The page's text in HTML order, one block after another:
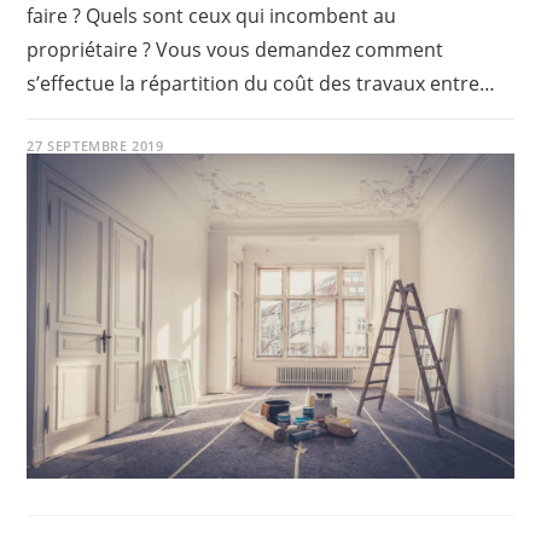
faire ? Quels sont ceux qui incombent au
propriétaire ? Vous vous demandez comment
s’effectue la répartition du coût des travaux entre…
27 SEPTEMBRE 2019